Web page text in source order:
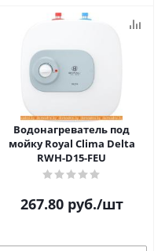
Водонагреватель под
мойку Royal Clima Delta
RWH-D15-FEU
267.80руб./шт